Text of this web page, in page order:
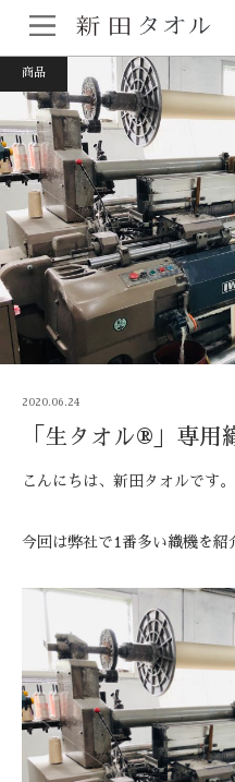
ホーム 商品, 新田タオルについて
商品
2020.06.24
「生タオル®︎」専用
こんにちは、新田タオルです。
今回は弊社で1番多い織機を紹